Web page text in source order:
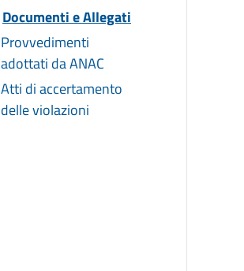
Documenti e Allegati
Provvedimenti
adottati da ANAC
Atti di accertamento
delle violazioni